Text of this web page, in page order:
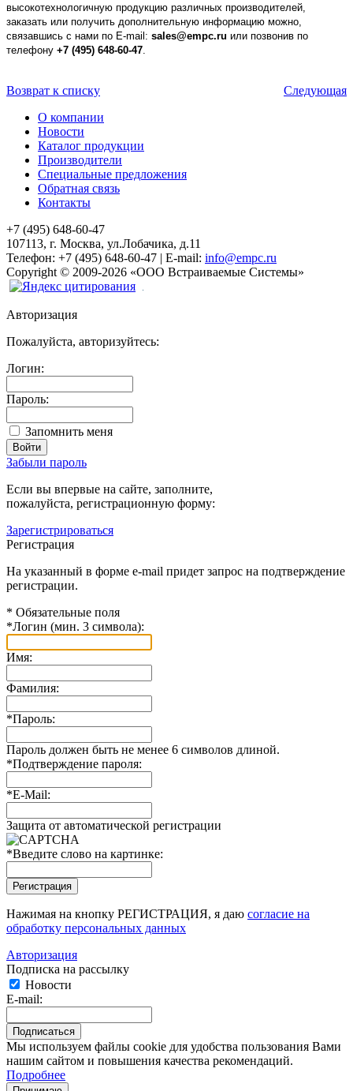
высокотехнологичную продукцию различных производителей,
заказать или получить дополнительную информацию можно,
связавшись с нами по E-mail: sales@empc.ru или позвонив по
телефону +7 (495) 648-60-47
Возврат к списку
Следующая
О компании
Новости
Каталог продукции
Производители
Специальные предложения
Обратная связь
Контакты
+7 (495) 648-60-47
107113, г. Москва, ул.Лобачика, д.11
Телефон: +7 (495) 648-60-47 | E-mail: info@empc.ru
Copyright © 2009-2026 «ООО Встраиваемые Системы»
Авторизация
Пожалуйста, авторизуйтесь:
Логин:
Пароль:
Запомнить меня
Забыли пароль
Если вы впервые на сайте, заполните,
пожалуйста, регистрационную форму:
Зарегистрироваться
Регистрация
На указанный в форме e-mail придет запрос на подтверждение
регистрации.
* Обязательные поля
*Логин (мин. 3 символа):
Имя:
Фамилия:
*Пароль:
Пароль должен быть не менее 6 символов длиной.
*Подтверждение пароля:
*E-Mail:
Защита от автоматической регистрации
*Введите слово на картинке:
Нажимая на кнопку РЕГИСТРАЦИЯ, я даю согласие на
обработку персональных данных
Авторизация
Подписка на рассылку
Новости
E-mail:
Мы используем файлы cookie для удобства пользования Вами
нашим сайтом и повышения качества рекомендаций.
Подробнее